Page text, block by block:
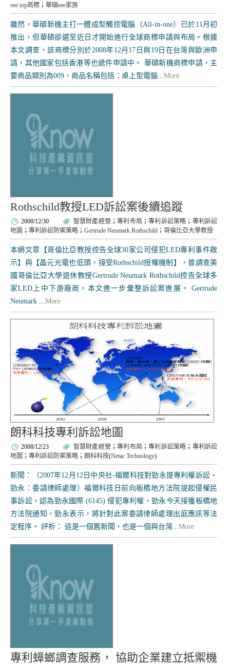
eee top商標 ； 華碩eee家族
雖然，華碩新機主打一體成型觸控電腦（All-in-one）已於11月初
推出，但華碩卻遲至近日才開始進行全球商標申請與布局。根據
本文調查，該商標分別於2008年12月17日與19日在台灣與歐洲申
請，其他國家包括香港等也遞件申請中。 華碩新機商標申請，主
要商品類別為009，商品名稱包括：桌上型電腦...More
Rothschild教授LED訴訟案後續追蹤
2008/12/30 智慧財產經營 ； 專利布局 ； 專利訴訟策略 ； 專利訴訟
地圖 ； 專利訴訟防禦策略 ； Gertrude Neumark Rothschild ； 哥倫比亞大學教授
本網文章【哥倫比亞教授控告全球30家公司侵犯LED專利事件啟
示】與【晶元光電也低頭，接受Rothschild授權機制】，曾調查美
國哥倫比亞大學退休教授Gertrude Neumark Rothschild控告全球多
家LED上中下游廠商，本文進一步彙整訴訟案進展。 Gertrude
Neumark ...More
朗科科技專利訴訟地圖
2008/12/23 智慧財產經營 ； 專利布局 ； 專利訴訟策略 ； 專利訴訟
地圖 ； 專利訴訟防禦策略 ； 朗科科技(Netac Technology)
新聞：（2007年12月12日中央社-福爾科技對勁永提專利權訴訟‧
勁永：委請律師處理）福爾科技日前向板橋地方法院提起侵權民
事訴訟，認為勁永國際 (6145) 侵犯專利權，勁永今天接獲板橋地
方法院通知，勁永表示，將針對此案委請律師處理出庭應訊等法
定程序。 評析： 這是一個舊新聞，也是一個與台灣...More
專利蟑螂調查服務， 協助企業建立抵禦機